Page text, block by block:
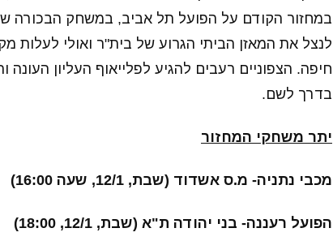
במחזור הקודם על הפועל תל אביב, במשחק הבכורה
לנצל את המאזן הביתי הגרוע של בית"ר ואולי
חיפה. הצפוניים רעבים להגיע לפלייאוף העליון
בדרך לשם.
יתר משחקי המחזור
מכבי נתניה- מ.ס אשדוד (שבת, 12/1, שעה 16:00)
הפועל רעננה- בני יהודה ת"א (שבת, 12/1, 18:00)